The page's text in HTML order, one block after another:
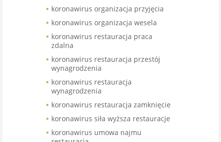
koronawirus organizacja przyjęcia
koronawirus organizacja wesela
koronawirus restauracja praca
zdalna
koronawirus restauracja przestój
wynagrodzenia
koronawirus restauracja
wynagrodzenia
koronawirus restauracja zamknięcie
koronawirus siła wyższa restauracje
koronawirus umowa najmu